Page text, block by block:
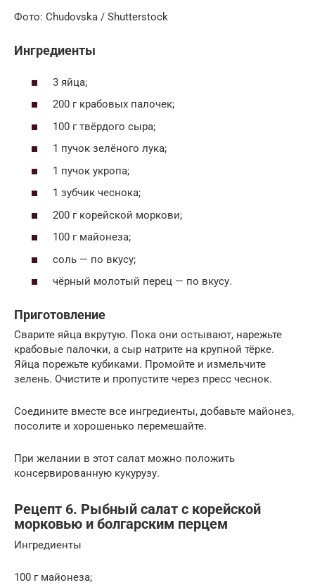
Фото: Chudovska / Shutterstock
Ингредиенты
3 яйца;
200 г крабовых палочек;
100 г твёрдого сыра;
1 пучок зелёного лука;
1 пучок укропа;
1 зубчик чеснока;
200 г корейской моркови;
100 г майонеза;
соль — по вкусу;
чёрный молотый перец — по вкусу.
Приготовление
Сварите яйца вкрутую. Пока они остывают, нарежьте
крабовые палочки, а сыр натрите на крупной тёрке.
Яйца порежьте кубиками. Промойте и измельчите
зелень. Очистите и пропустите через пресс чеснок.
Соедините вместе все ингредиенты, добавьте майонез,
посолите и хорошенько перемешайте.
При желании в этот салат можно положить
консервированную кукурузу.
Рецепт 6. Рыбный салат с корейской
морковью и болгарским перцем
Ингредиенты
100 г майонеза;